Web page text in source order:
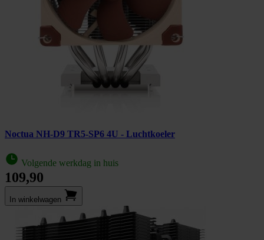
Noctua NH-D9 TR5-SP6 4U - Luchtkoeler
Volgende werkdag in huis
109,90
In winkel­wagen